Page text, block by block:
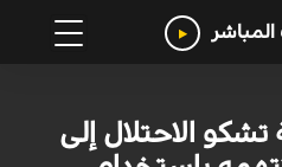
المباشر
تشكو الاحتلال إلى